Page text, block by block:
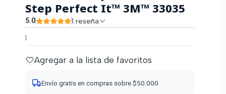
|
Step Perfect It™ 3M™ 33035
5.0 1 reseña
Agregar a la lista de favoritos
Envío gratis en compras sobre $50.000